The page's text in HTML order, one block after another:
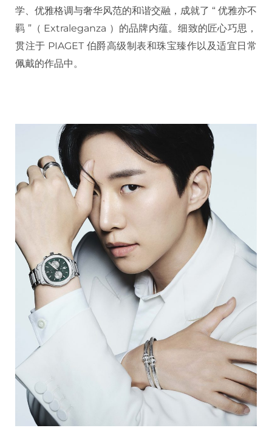
学、优雅格调与奢华风范的和谐交融，成就了 “ 优雅亦不
羁 ”（ Extraleganza ）的品牌内蕴。细致的匠心巧思，
贯注于 PIAGET 伯爵高级制表和珠宝臻作以及适宜日常
佩戴的作品中。